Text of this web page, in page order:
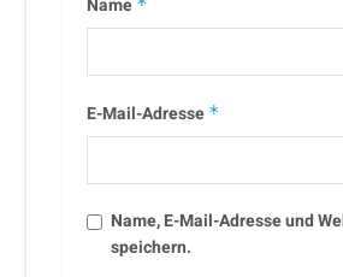
Name
E-Mail-Adresse *
Name, E-Mail-Adresse und
speichern.